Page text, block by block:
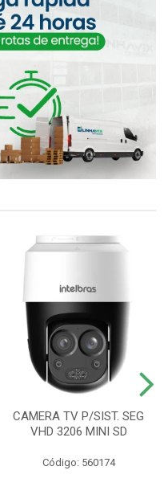
CAMERA TV P/SIST. SEG
VHD 3206 MINI SD
Código: 560174